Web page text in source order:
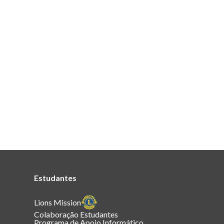
Estudantes
Lions Mission
Colaboração Estudantes